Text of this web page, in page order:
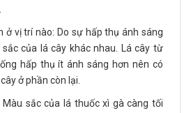
ở vị trí nào: Do sự hấp thụ ánh sáng
của lá cây khác nhau. Lá cây từ
hấp thụ ít ánh sáng hơn nên có
ở phần còn lại.
sắc của lá thuốc xì gà càng tối